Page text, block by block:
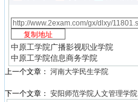
中原工学院广播影视职业学院
中原工学院信息商务学院
上一个文章： 河南大学民生学院
下一个文章： 安阳师范学院人文管理学院